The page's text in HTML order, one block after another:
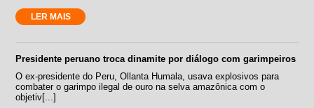
LER MAIS
Presidente peruano troca dinamite por diálogo com garimpeiros
O ex-presidente do Peru, Ollanta Humala, usava explosivos para
combater o garimpo ilegal de ouro na selva amazônica com o
objetiv[...]